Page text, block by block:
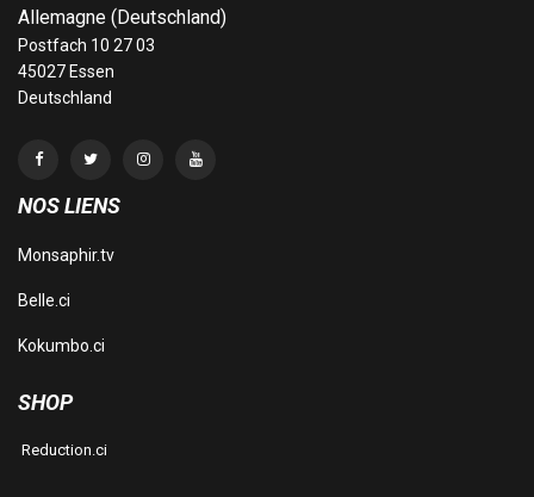
Allemagne (Deutschland)
Postfach 10 27 03
45027 Essen
Deutschland
NOS LIENS
Monsaphir.tv
Belle.ci
Kokumbo.ci
SHOP
Reduction.ci